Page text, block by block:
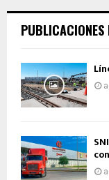
PUBLICACIONES